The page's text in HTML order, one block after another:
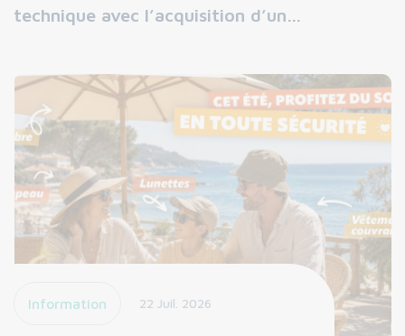
technique avec l’acquisition d’un…
Information 22 Juil. 2026